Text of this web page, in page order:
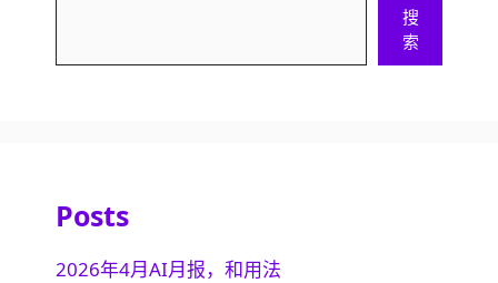
搜
索
Posts
2026年4月AI月报，和用法